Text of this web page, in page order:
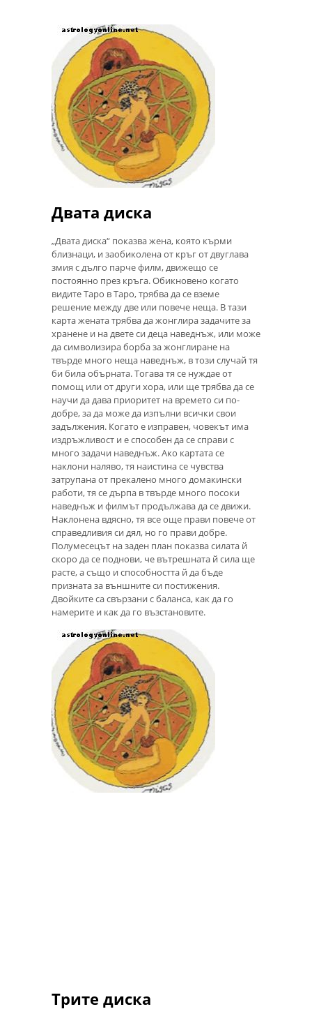
Двата диска
„Двата диска“ показва жена, която кърми
близнаци, и заобиколена от кръг от двуглава
змия с дълго парче филм, движещо се
постоянно през кръга. Обикновено когато
видите Таро в Таро, трябва да се вземе
решение между две или повече неща. В тази
карта жената трябва да жонглира задачите за
хранене и на двете си деца наведнъж, или може
да символизира борба за жонглиране на
твърде много неща наведнъж, в този случай тя
би била обърната. Тогава тя се нуждае от
помощ или от други хора, или ще трябва да се
научи да дава приоритет на времето си по-
добре, за да може да изпълни всички свои
задължения. Когато е изправен, човекът има
издръжливост и е способен да се справи с
много задачи наведнъж. Ако картата се
наклони наляво, тя наистина се чувства
затрупана от прекалено много домакински
работи, тя се дърпа в твърде много посоки
наведнъж и филмът продължава да се движи.
Наклонена вдясно, тя все още прави повече от
справедливия си дял, но го прави добре.
Полумесецът на заден план показва силата й
скоро да се поднови, че вътрешната й сила ще
расте, а също и способността й да бъде
призната за външните си постижения.
Двойките са свързани с баланса, как да го
намерите и как да го възстановите.
Трите диска